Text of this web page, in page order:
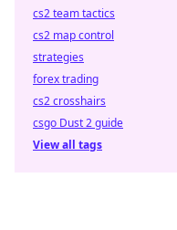
cs2 team tactics
cs2 map control
strategies
forex trading
cs2 crosshairs
csgo Dust 2 guide
View all tags